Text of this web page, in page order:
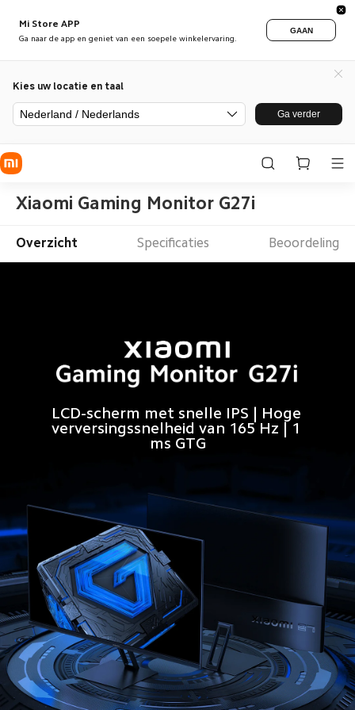
Mi Store APP
Ga naar de app en geniet van een soepele winkelervaring.
GAAN
Kies uw locatie en taal
Nederland / Nederlands Ga verder
Xiaomi Gaming Monitor G27i
Overzicht Specificaties Beoordeling
LCD-scherm met snelle IPS | Hoge
verversingssnelheid van 165 Hz | 1
ms GTG